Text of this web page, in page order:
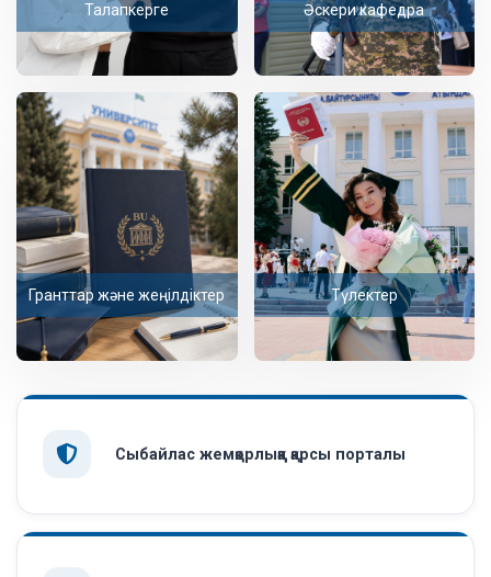
Талапкерге Әскери кафедра
Гранттар және жеңілдіктер Түлектер
Сыбайлас жемқорлыққа қарсы порталы